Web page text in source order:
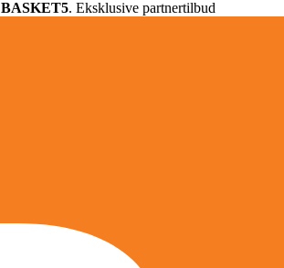
BASKET5. Eksklusive partnertilbud